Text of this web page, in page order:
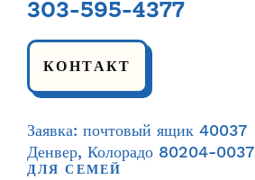
303-595-4377
КОНТАКТ
Заявка: почтовый ящик 40037
Денвер, Колорадо 80204-0037
ДЛЯ СЕМЕЙ